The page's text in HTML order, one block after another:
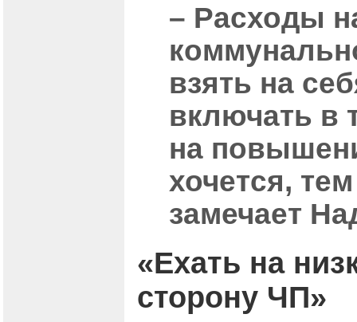
– Расходы
взять на
включать в
на
хочется,
замечает
«Ехать на
сторону ЧП»